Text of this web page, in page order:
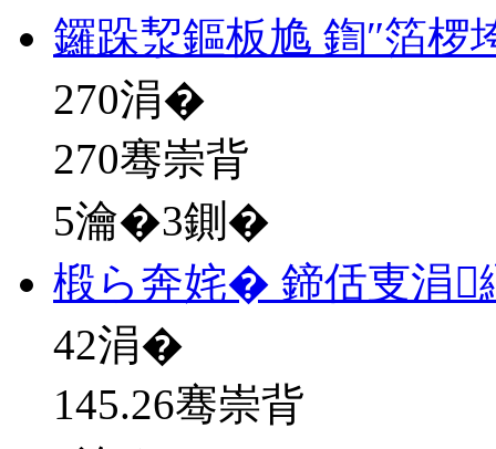
鑼跺洯鏂板尯 鍧″箔
270涓�
270骞崇背
5瀹�3鍘�
椴ら奔姹� 鍗佸叓涓
42涓�
145.26骞崇背